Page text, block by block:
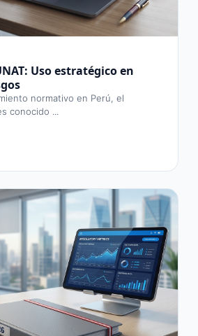
Uso estratégico en
normativo en Perú, el
conocido ...